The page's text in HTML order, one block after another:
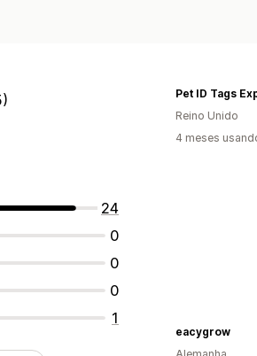
24
0
0
0
1
Pet ID Tags
Reino Unido
4 meses
eacygrow